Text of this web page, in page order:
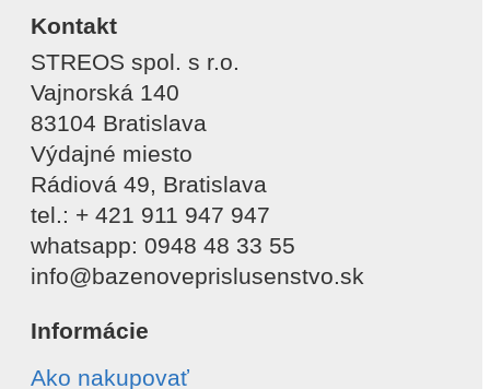
Kontakt
STREOS spol. s r.o.
Vajnorská 140
83104 Bratislava
Výdajné miesto
Rádiová 49, Bratislava
tel.: + 421 911 947 947
whatsapp: 0948 48 33 55
info@bazenoveprislusenstvo.sk
Informácie
Ako nakupovať